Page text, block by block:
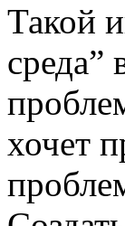
Такой
среда”
хочет